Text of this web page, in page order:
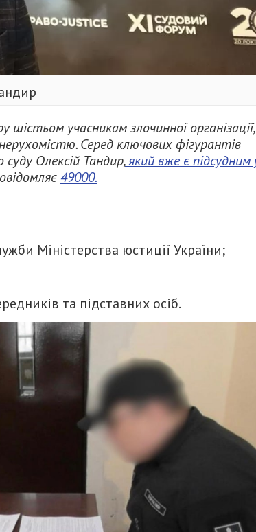
шістьом учасникам злочинної організації,
Серед ключових фігурантів
Олексій Тандир,який вже є підсудним
49000.
Міністерства юстиції України;
та підставних осіб.